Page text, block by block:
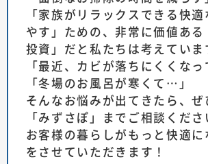
「家族がリラックスできる快
やす」ための、非常に価値ある
投資」だと私たちは考えていま
「最近、カビが落ちにくくなっ
「冬場のお風呂が寒くて…」
そんなお悩みが出てきたら、ぜ
「みずさぽ」までご相談くださ
お客様の暮らしがもっと快適に
をさせていただきます！